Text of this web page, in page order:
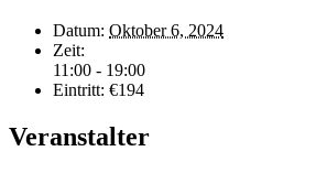
Datum: Oktober 6, 2024
Zeit:
11:00 - 19:00
Eintritt: €194
Veranstalter